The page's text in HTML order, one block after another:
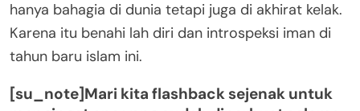
hanya bahagia di dunia tetapi juga di akhirat kelak.
Karena itu benahi lah diri dan introspeksi iman di
tahun baru islam ini.
[su_note]Mari kita flashback sejenak untuk